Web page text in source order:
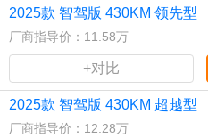
2025款 智驾版 430KM 领先型
厂商指导价：11.58万
+对比
2025款 智驾版 430KM 超越型
厂商指导价：12.28万